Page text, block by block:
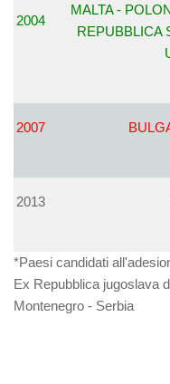
2004
MALTA -
REPUBBLICA
2007
2013
*Paesi candidati
Ex Repubblica jugoslava
Montenegro - Serbia